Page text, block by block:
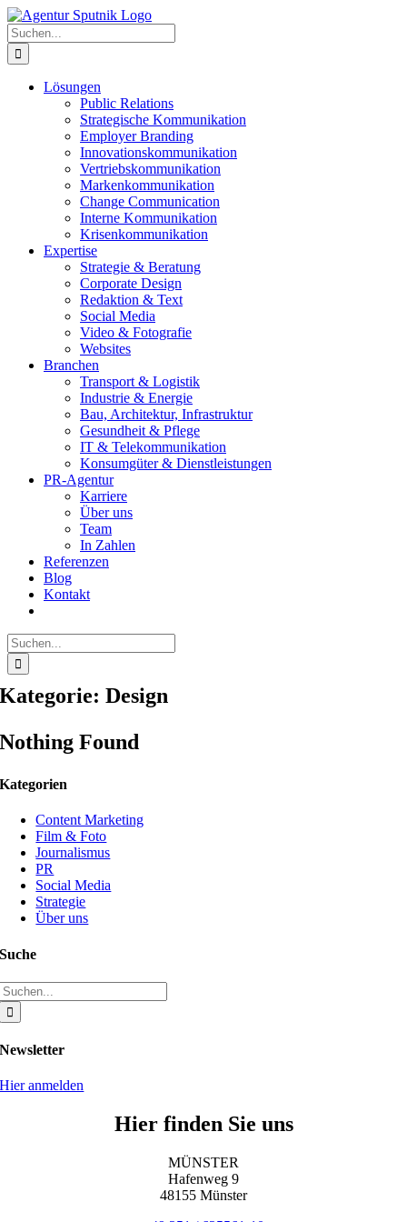
Zum
Inhalt
springen
Suche
nach:
Lösungen
Public Relations
Strategische Kommunikation
Employer Branding
Innovationskommunikation
Vertriebskommunikation
Markenkommunikation
Change Communication
Interne Kommunikation
Krisenkommunikation
Expertise
Strategie & Beratung
Corporate Design
Redaktion & Text
Social Media
Video & Fotografie
Websites
Branchen
Transport & Logistik
Industrie & Energie
Bau, Architektur, Infrastruktur
Gesundheit & Pflege
IT & Telekommunikation
Konsumgüter & Dienstleistungen
PR-Agentur
Karriere
Über uns
Team
In Zahlen
Referenzen
Blog
Kontakt
Suche
nach:
Kategorie:Design
Nothing Found
Kategorien
Content Marketing
Film & Foto
Journalismus
PR
Social Media
Strategie
Über uns
Suche
Newsletter
Hier anmelden
Hier finden Sie uns
MÜNSTER
Hafenweg 9
48155 Münster